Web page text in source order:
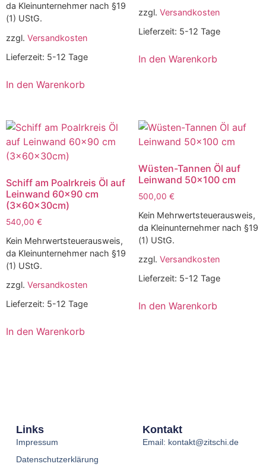
da Kleinunternehmer nach §19
(1) UStG.
zzgl. Versandkosten
Lieferzeit: 5-12 Tage
In den Warenkorb
zzgl. Versandkosten
Lieferzeit: 5-12 Tage
In den Warenkorb
Schiff am Poalrkreis Öl auf
Leinwand 60×90 cm
(3x60x30cm)
540,00 €
Kein Mehrwertsteuerausweis,
da Kleinunternehmer nach §19
(1) UStG.
zzgl. Versandkosten
Lieferzeit: 5-12 Tage
In den Warenkorb
Wüsten-Tannen Öl auf
Leinwand 50×100 cm
500,00 €
Kein Mehrwertsteuerausweis,
da Kleinunternehmer nach §19
(1) UStG.
zzgl. Versandkosten
Lieferzeit: 5-12 Tage
In den Warenkorb
Links
Impressum
Datenschutzerklärung
Kontakt
Email: kontakt@zitschi.de